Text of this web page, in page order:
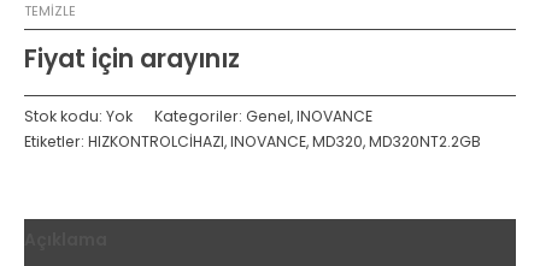
TEMIZLE
Fiyat için arayınız
Stok kodu: Yok Kategoriler: Genel,INOVANCE
Etiketler: HIZKONTROLCİHAZI,INOVANCE,MD320,MD320NT2.2GB